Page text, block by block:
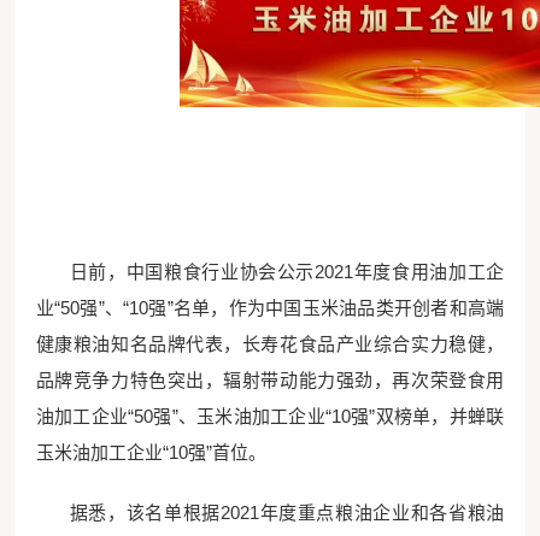
日前，中国粮食行业协会公示2021年度食用油加工企
业“50强”、“10强”名单，作为中国玉米油品类开创者和高端
健康粮油知名品牌代表，长寿花食品产业综合实力稳健，
品牌竞争力特色突出，辐射带动能力强劲，再次荣登食用
油加工企业“50强”、玉米油加工企业“10强”双榜单，并蝉联
玉米油加工企业“10强”首位。
据悉，该名单根据2021年度重点粮油企业和各省粮油